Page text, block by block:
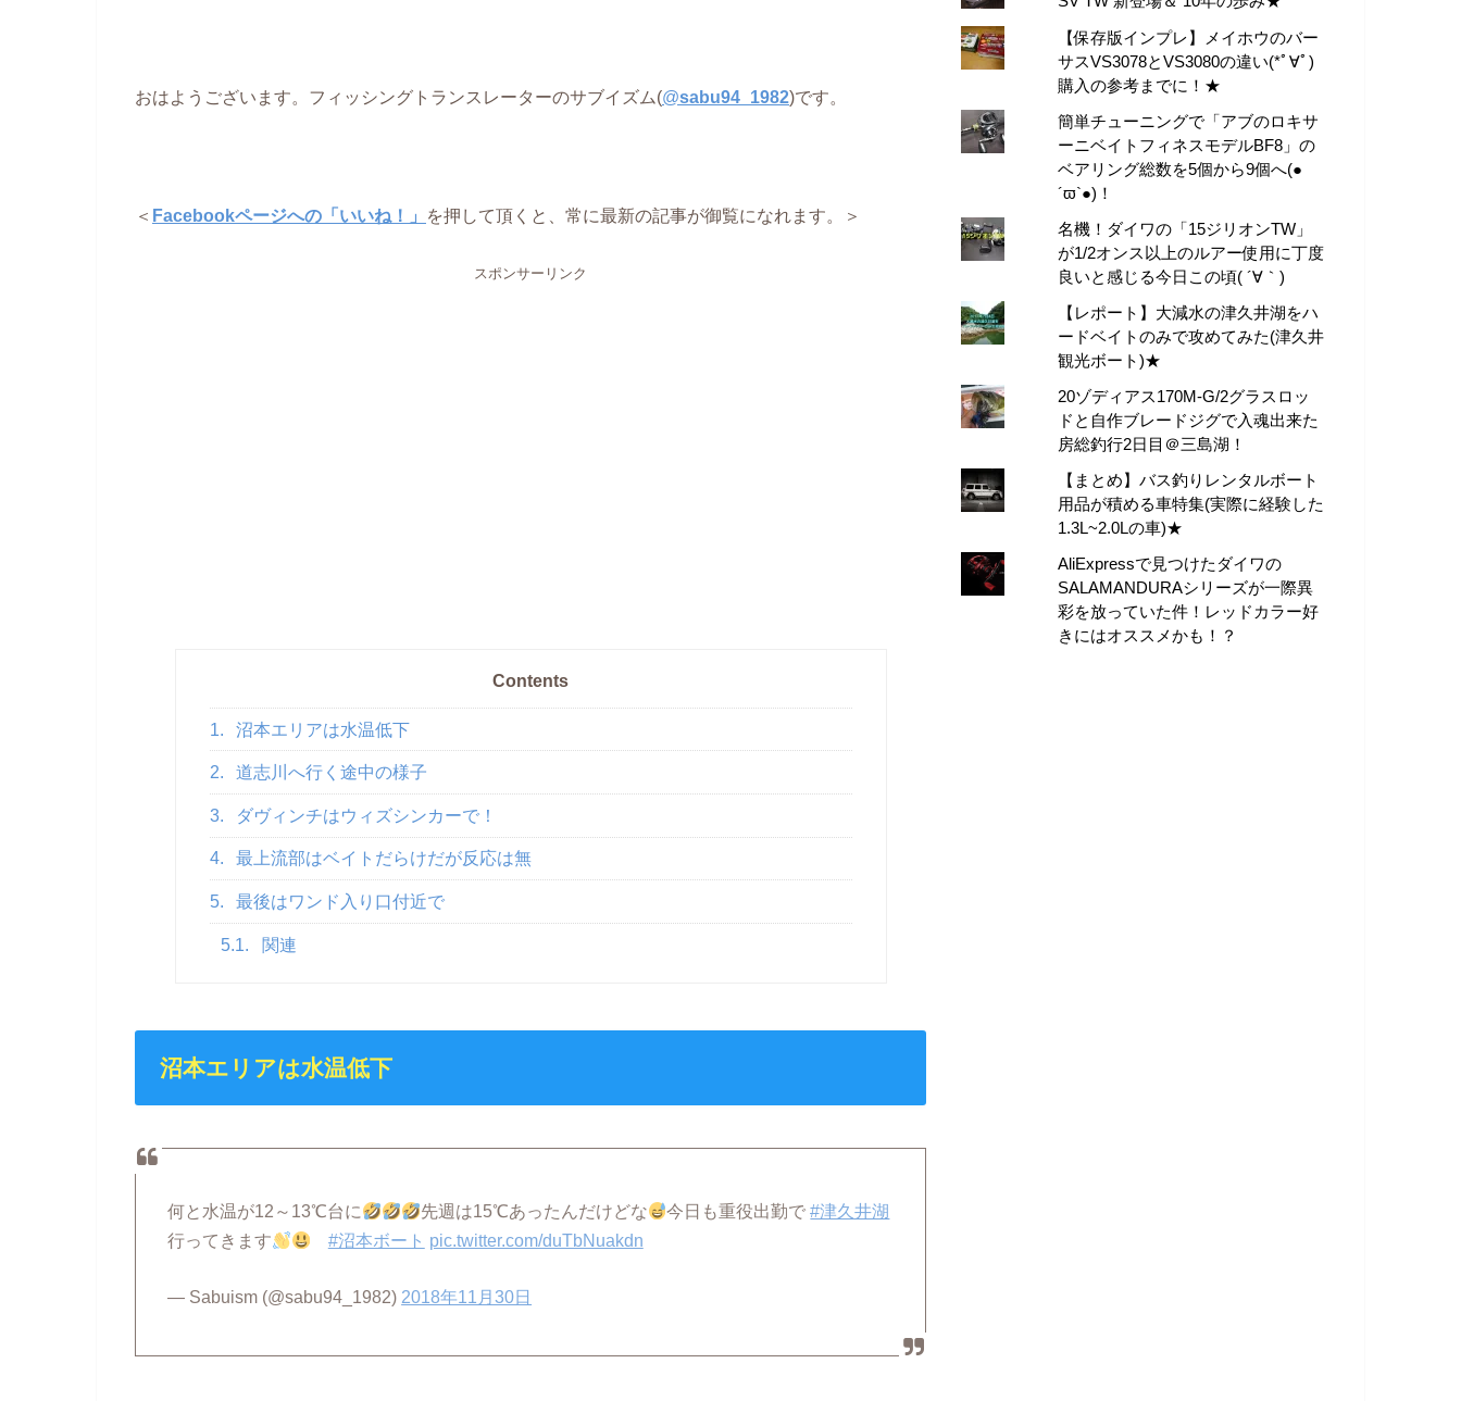
おはようございます。フィッシングトランスレーターのサブイズム(@sabu94_1982)です。
＜ Facebookページへの「いいね！」 を押して頂くと、常に最新の記事が御覧になれます。＞
スポンサーリンク
Contents
1. 沼本エリアは水温低下
2. 道志川へ行く途中の様子
3. ダヴィンチはウィズシンカーで！
4. 最上流部はベイトだらけだが反応は無
5. 最後はワンド入り口付近で
5.1. 関連
沼本エリアは水温低下
何と水温が12～13℃台に 先週は15℃あったんだけどな 今日も重役出勤で#津久井湖
行ってきます
#沼本ボート pic.twitter.com/duTbNuakdn
— Sabuism (@sabu94_1982) 2018年11月30日
【保存版インプレ】メイホウのバー
サスVS3078とVS3080の違い(*ﾟ∀ﾟ)
購入の参考までに！★
簡単チューニングで「アブのロキサ
ーニベイトフィネスモデルBF8」の
ベアリング総数を5個から9個へ(●
´ϖ`●)！
名機！ダイワの「15ジリオンTW」
が1/2オンス以上のルアー使用に丁度
良いと感じる今日この頃( ´∀｀)
【レポート】大減水の津久井湖をハ
ードベイトのみで攻めてみた(津久井
観光ボート)★
20ゾディアス170M-G/2グラスロッ
ドと自作ブレードジグで入魂出来た
房総釣行2日目＠三島湖！
【まとめ】バス釣りレンタルボート
用品が積める車特集(実際に経験した
1.3L~2.0Lの車)★
AliExpressで見つけたダイワの
SALAMANDURAシリーズが一際異
彩を放っていた件！レッドカラー好
きにはオススメかも！？